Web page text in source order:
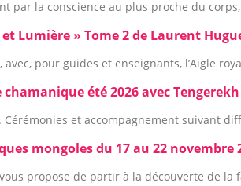
par la conscience au plus proche du
Lumière » Tome 2 de Laurent
pour guides et enseignants, l’Aigle
été 2026 avec Tengerekh
Cérémonies et accompagnement suivant
mongoles du 17 au 22 novembre
propose de partir à la découverte de